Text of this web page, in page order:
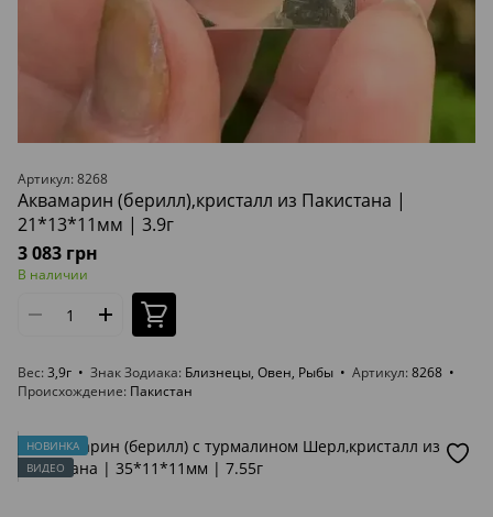
Артикул: 8268
Аквамарин (берилл),кристалл из Пакистана |
21*13*11мм | 3.9г
3 083 грн
В наличии
Вес 3,9г Знак Зодиака Близнецы, Овен, Рыбы Артикул 8268
Происхождение Пакистан
НОВИНКА
ВИДЕО